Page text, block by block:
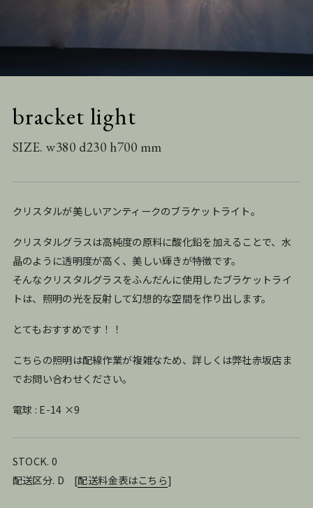
bracket light
SIZE. w380 d230 h700 mm
クリスタルが美しいアンティークのブラケットライト。
クリスタルグラスは高純度の原料に酸化鉛を加えることで、水
晶のように透明度が高く、美しい輝きが特徴です。
そんなクリスタルグラスをふんだんに使用したブラケットライ
トは、照明の光を反射して幻想的な空間を作り出します。
とてもおすすめです！！
こちらの照明は配線作業が複雑なため、詳しくは弊社赤坂店ま
でお問い合わせください。
電球 : E-14 ×9
STOCK. 0
配送区分. D [配送料金表はこちら]